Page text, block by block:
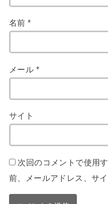
名前*
メール *
サイト
次回のコメントで使用
前、メールアドレス、サイ